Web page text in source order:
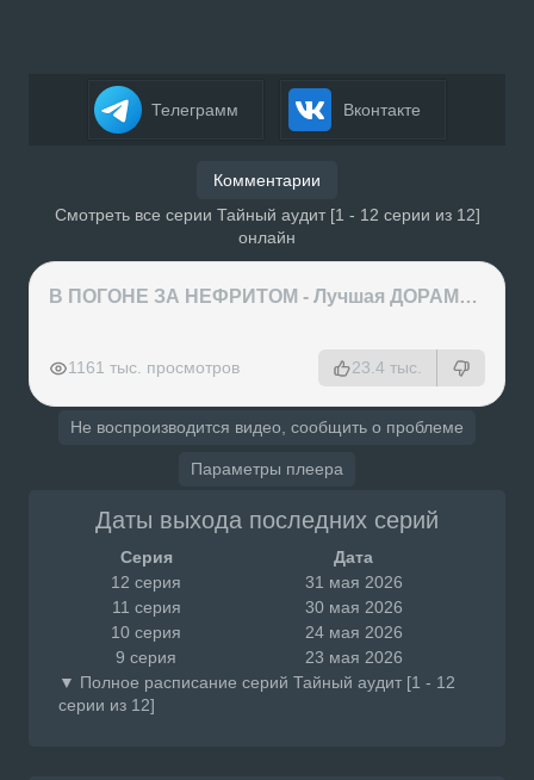
Телеграмм Вконтакте
Комментарии
Смотреть все серии Тайный аудит [1 - 12 серии из 12]
онлайн
В ПОГОНЕ ЗА НЕФРИТОМ - Лучшая ДОРАМА года или ХАЙП на ровном месте?
1161 тыс. просмотров 23.4 тыс.
Не воспроизводится видео, сообщить о проблеме
Параметры плеера
Даты выхода последних серий
Серия
Дата
12 серия
31 мая 2026
11 серия
30 мая 2026
10 серия
24 мая 2026
9 серия
23 мая 2026
▼ Полное расписание серий Тайный аудит [1 - 12
серии из 12]